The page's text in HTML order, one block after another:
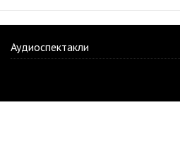
Аудиоспектакли